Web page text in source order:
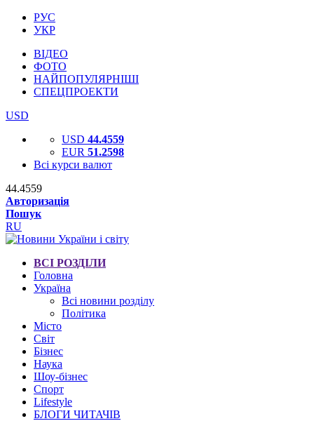
РУС
УКР
ВІДЕО
ФОТО
НАЙПОПУЛЯРНІШІ
СПЕЦПРОЕКТИ
USD
USD 44.4559
EUR 51.2598
Всі курси валют
44.4559
Авторизація
Пошук
RU
ВСІ РОЗДІЛИ
Головна
Україна
Всі новини розділу
Політика
Місто
Світ
Бізнес
Наука
Шоу-бізнес
Спорт
Lifestyle
БЛОГИ ЧИТАЧІВ